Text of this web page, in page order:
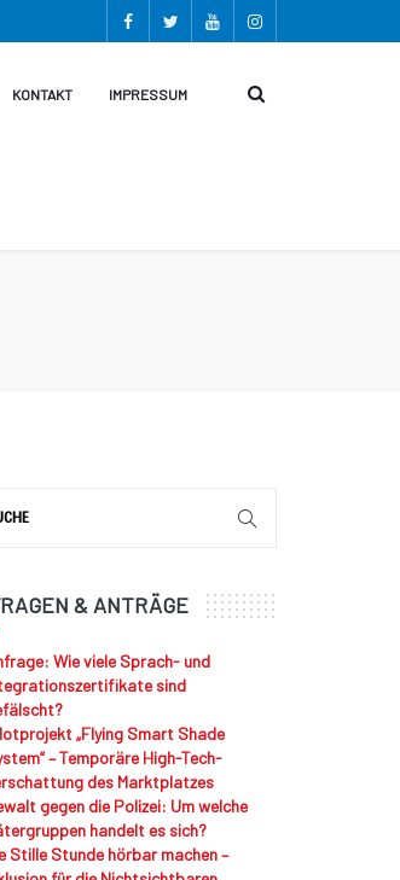
KONTAKT IMPRESSUM
& ANTRÄGE
Wie viele Sprach- und
sind
„Flying Smart Shade
– Temporäre High-Tech-
des Marktplatzes
gegen die Polizei: Um welche
handelt es sich?
Stille Stunde hörbar machen –